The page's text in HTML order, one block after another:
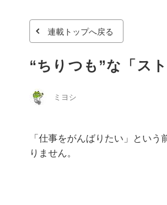
連載トップへ戻る
“ちりつも”な「ス
ミヨシ
「仕事をがんばりたい」とい
りません。